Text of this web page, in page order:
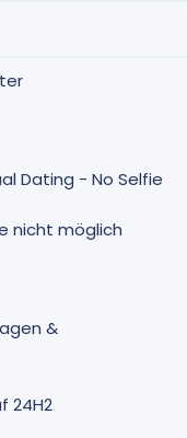
Dating - No Selfie
nicht möglich
&
24H2